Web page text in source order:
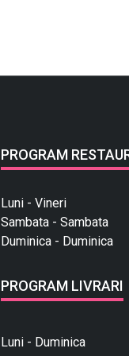
PROGRAM
Luni - Vineri
Sambata - Sambata
Duminica - Duminica
PROGRAM LIVRARI
Luni - Duminica